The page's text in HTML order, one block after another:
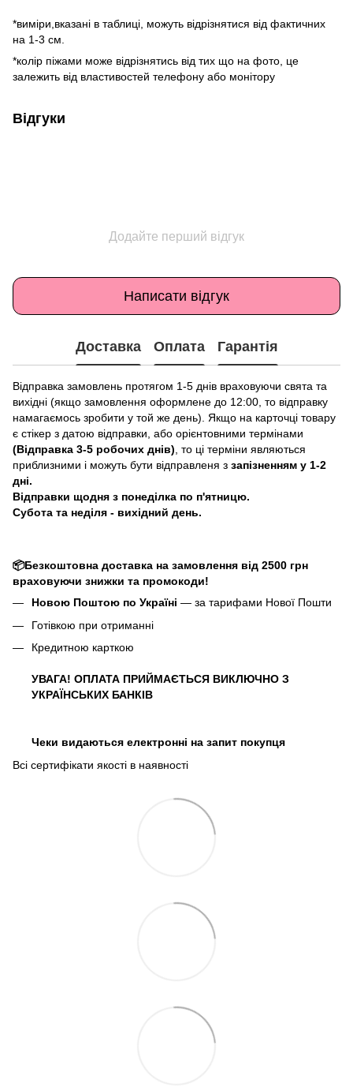
*виміри,вказані в таблиці, можуть відрізнятися від фактичних
на 1-3 см.
*колір піжами може відрізнятись від тих що на фото, це
залежить від властивостей телефону або монітору
Відгуки
Додайте перший відгук
Написати відгук
Доставка Оплата Гарантія
Відправка замовлень протягом 1-5 днів враховуючи свята та
вихідні (якщо замовлення оформлене до 12:00, то відправку
намагаємось зробити у той же день). Якщо на карточці товару
є стікер з датою відправки, або орієнтовними термінами
(Відправка 3-5 робочих днів), то ці терміни являються
приблизними і можуть бути відправленя з запізненням у 1-2
дні.
Відправки щодня з понеділка по п'ятницю.
Субота та неділя - вихідний день.
📦Безкоштовна доставка на замовлення від 2500 грн
враховуючи знижки та промокоди!
Новою Поштою по Україні — за тарифами Нової Пошти
Готівкою при отриманні
Кредитною карткою
УВАГА! ОПЛАТА ПРИЙМАЄТЬСЯ ВИКЛЮЧНО З
УКРАЇНСЬКИХ БАНКІВ
Чеки видаються електронні на запит покупця
Всі сертифікати якості в наявності